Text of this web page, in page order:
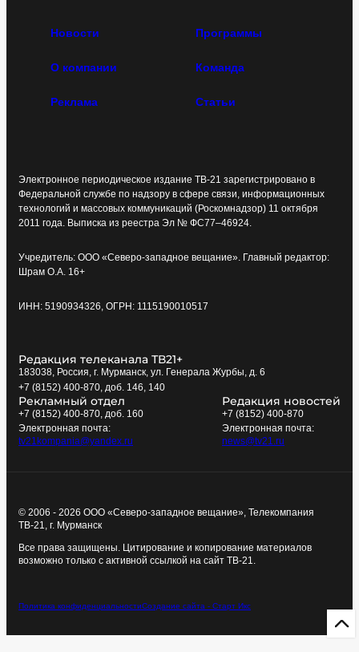
Новости Программы
О компании Команда
Реклама Статьи
Электронное периодическое издание ТВ-21 зарегистрировано в
Федеральной службе по надзору в сфере связи, информационных
технологий и массовых коммуникаций (Роскомнадзор) 11 октября
2011 года. Выписка из реестра Эл № ФС77–46924.
Учредитель: ООО «Северо-западное вещание». Главный редактор:
Шрам О.А. 16+
ИНН: 5190934326, ОГРН: 1115190010517
Редакция телеканала ТВ21+
183038, Россия, г. Мурманск, ул. Генерала Журбы, д. 6
+7 (8152) 400-870, доб. 146, 140
Рекламный отдел
+7 (8152) 400-870, доб. 160
Электронная почта:
tv21kompania@yandex.ru
Редакция новостей
+7 (8152) 400-870
Электронная почта:
news@tv21.ru
© 2006 - 2026 ООО «Северо-западное вещание», Телекомпания
ТВ-21, г. Мурманск
Все права защищены. Цитирование и копирование материалов
возможно только с активной ссылкой на сайт ТВ-21.
Политика конфиденциальностиСоздание сайта - Старт Икс